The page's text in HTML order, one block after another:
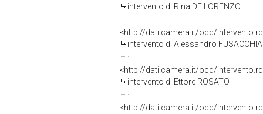
intervento di Rina DE LORENZO
<http://dati.camera.it/ocd/
intervento di Alessandro FUSACCHIA
<http://dati.camera.it/ocd/
intervento di Ettore ROSATO
<http://dati.camera.it/ocd/